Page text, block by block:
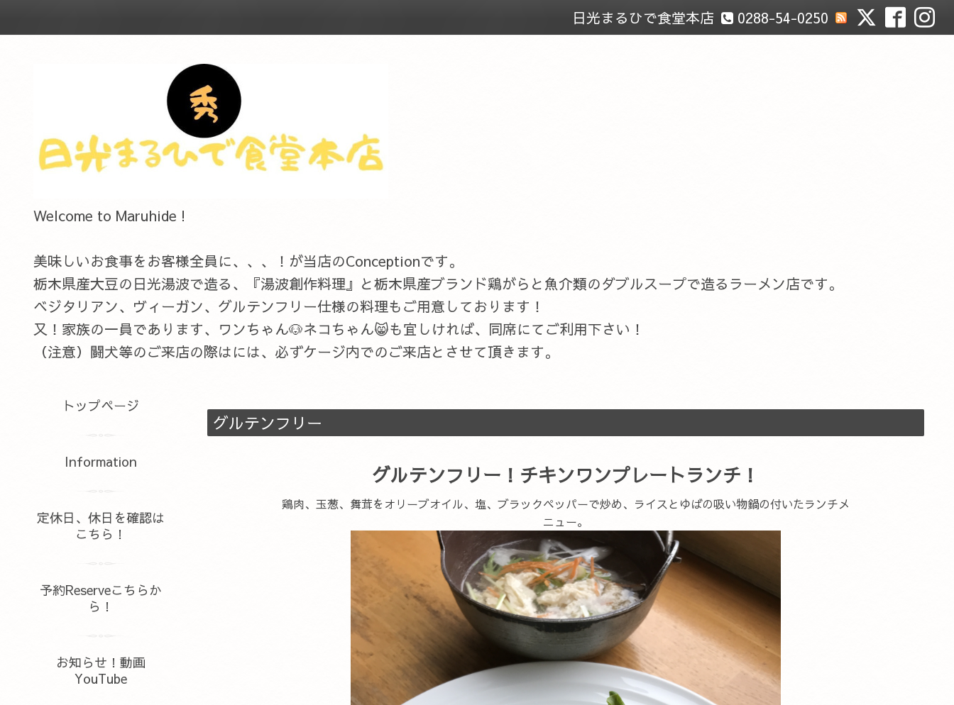
0288-54-0250
日光まるひで食堂本店
Welcome to Maruhide !
美味しいお食事をお客様全員に、、、！が当店のConceptionです。
栃木県産大豆の日光湯波で造る、『湯波創作料理』と栃木県産ブランド鶏がらと魚介類のダブルスープで造るラーメン店です。
ベジタリアン、ヴィーガン、グルテンフリー仕様の料理もご用意しております！
又！家族の一員であります、ワンちゃん🐶ネコちゃん😸も宜しければ、同席にてご利用下さい！
（注意）闘犬等のご来店の際はには、必ずケージ内でのご来店とさせて頂きます。
グルテンフリー
グルテンフリー！チキンワンプレートランチ！
鶏肉、玉葱、舞茸をオリーブオイル、塩、ブラックペッパーで炒め、ライスとゆばの吸い物鍋の付いたランチメ
ニュー。
トップページ
Information
定休日、休日を確認は
こちら！
予約Reserveこちらか
ら！
お知らせ！動画
YouTube